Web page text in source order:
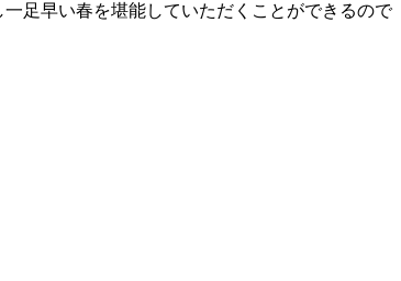
足早い春を堪能していただくことができるので